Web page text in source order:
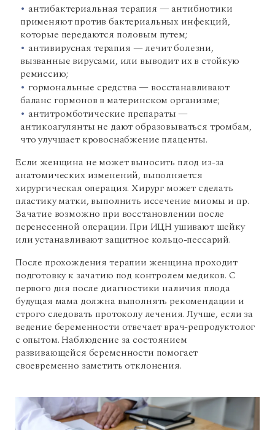
антибактериальная терапия — антибиотики
применяют против бактериальных инфекций,
которые передаются половым путем;
антивирусная терапия — лечит болезни,
вызванные вирусами, или выводит их в стойкую
ремиссию;
гормональные средства — восстанавливают
баланс гормонов в материнском организме;
антитромботические препараты —
антикоагулянты не дают образовываться тромбам,
что улучшает кровоснабжение плаценты.
Если женщина не может выносить плод из-за
анатомических изменений, выполняется
хирургическая операция. Хирург может сделать
пластику матки, выполнить иссечение миомы и пр.
Зачатие возможно при восстановлении после
перенесенной операции. При ИЦН ушивают шейку
или устанавливают защитное кольцо-пессарий.
После прохождения терапии женщина проходит
подготовку к зачатию под контролем медиков. С
первого дня после диагностики наличия плода
будущая мама должна выполнять рекомендации и
строго следовать протоколу лечения. Лучше, если за
ведение беременности отвечает врач-репродуктолог
с опытом. Наблюдение за состоянием
развивающейся беременности помогает
своевременно заметить отклонения.